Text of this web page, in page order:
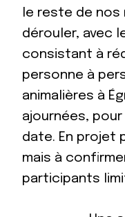
le reste de
dérouler, avec
consistant à
personne à
animalières à
ajournées,
date. En projet
mais à
participants